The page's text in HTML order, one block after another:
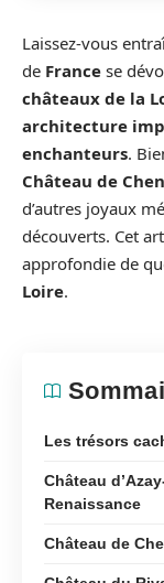
Laissez-vous
de France se
châteaux de la
architecture
enchanteurs.
Château de
d’autres joyaux
découverts. Cet
approfondie de
Loire.
Les trésors
Château
Renaissance
Château de